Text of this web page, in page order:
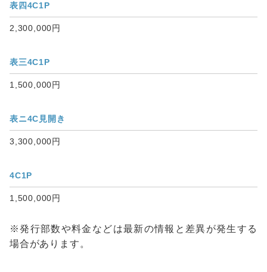
表四4C1P
2,300,000円
表三4C1P
1,500,000円
表ニ4C見開き
3,300,000円
4C1P
1,500,000円
※発行部数や料金などは最新の情報と差異が発生する
場合があります。